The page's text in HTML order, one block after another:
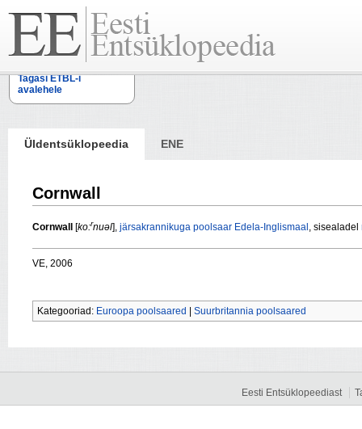
Tagasi ETBL-i
avalehele
Üldentsüklopeedia ENE
Cornwall
Cornwall [ko:rnuəl], järsakrannikuga poolsaar Edela-Inglismaal , sisealadel
VE, 2006
Kategooriad: Euroopa poolsaared Suurbritannia poolsaared
Eesti Entsüklopeediast